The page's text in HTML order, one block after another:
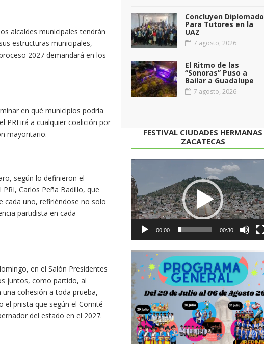
alcaldes municipales tendrán
estructuras municipales,
2027 demandará en los
en qué municipios podría
PRI irá a cualquier coalición por
mayoritario.
según lo definieron el
Carlos Peña Badillo, que
cada uno, refiriéndose no solo
partidista en cada
en el Salón Presidentes
juntos, como partido, al
cohesión a toda prueba,
el priista que según el Comité
del estado en el 2027.
Concluyen Diplomado
Para Tutores en la
UAZ
7 agosto, 2026
El Ritmo de las
“Sonoras” Puso a
Bailar a Guadalupe
7 agosto, 2026
FESTIVAL CIUDADES HERMANAS
ZACATECAS
de
vídeo
00:00 00:30